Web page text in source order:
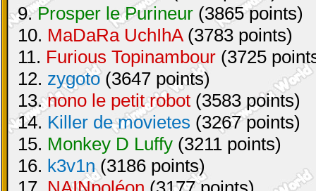
9.Prosper le Purineur (3865 points)
10. MaDaRa UchIhA(3783 points)
11. Furious Topinambour (3725
12. zygoto(3647 points)
13.nono le petit robot (3583 points)
14. Killer de movietes (3267 points)
15. Monkey D Luffy (3211 points)
16. k3v1n(3186 points)